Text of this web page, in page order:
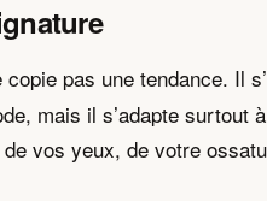
copie pas une tendance. Il
mais il s’adapte surtout
vos yeux, de votre